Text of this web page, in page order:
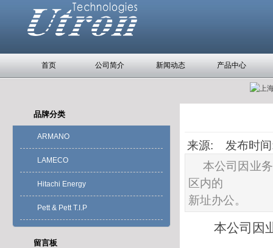
首页 公司简介 新闻动态 产品中心
来源: 发布时
本公司因业
区内的
新址办公。
本公司因
品牌分类
ARMANO
LAMECO
Hitachi Energy
Pett & Pett T.I.P
留言板